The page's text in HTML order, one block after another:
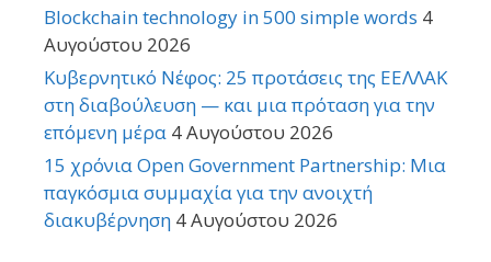
Blockchain technology in 500 simple words 4
Αυγούστου 2026
Κυβερνητικό Νέφος: 25 προτάσεις της ΕΕΛΛΑΚ
στη διαβούλευση — και μια πρόταση για την
επόμενη μέρα 4 Αυγούστου 2026
15 χρόνια Open Government Partnership: Μια
παγκόσμια συμμαχία για την ανοιχτή
διακυβέρνηση 4 Αυγούστου 2026